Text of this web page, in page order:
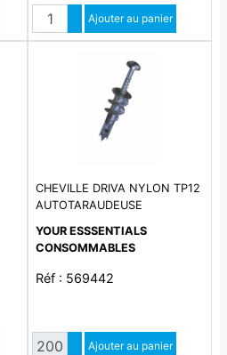
QuantitéAugmenter quantité
Diminuer quantité
Ajouter au panier
CHEVILLE DRIVA NYLON TP12
AUTOTARAUDEUSE
YOUR ESSSENTIALS
CONSOMMABLES
Réf : 569442
QuantitéAugmenter quantité
Diminuer quantité
Ajouter au panier